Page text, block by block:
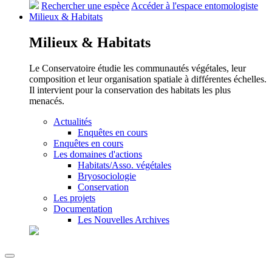
Rechercher une espèce Accéder à l'espace entomologiste
Milieux & Habitats
Milieux & Habitats
Le Conservatoire étudie les communautés végétales, leur
composition et leur organisation spatiale à différentes échelles.
Il intervient pour la conservation des habitats les plus
menacés.
Actualités
Enquêtes en cours
Enquêtes en cours
Les domaines d'actions
Habitats/Asso. végétales
Bryosociologie
Conservation
Les projets
Documentation
Les Nouvelles Archives